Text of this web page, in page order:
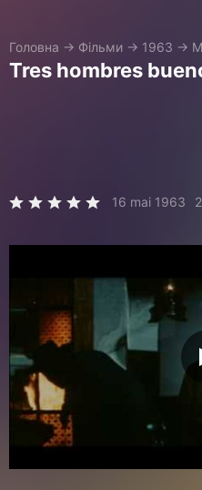
Головна → Фільми → 1963 →
Tres hombres
16 mai 1963